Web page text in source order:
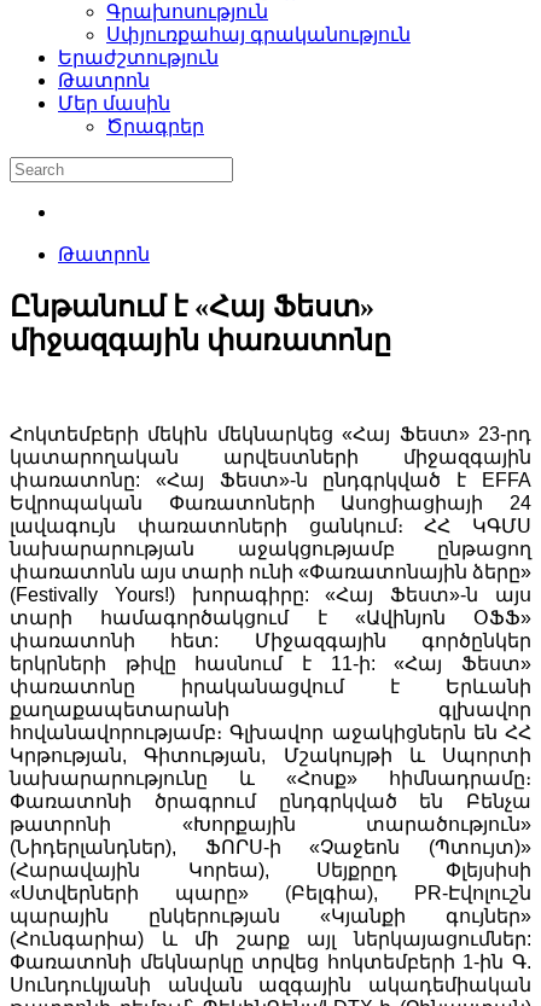
Գրախոսություն
Սփյուռքահայ գրականություն
Երաժշտություն
Թատրոն
Մեր մասին
Ծրագրեր
Թատրոն
Ընթանում է «Հայ Ֆեստ»
միջազգային փառատոնը
Հոկտեմբերի մեկին մեկնարկեց «Հայ Ֆեստ» 23-րդ
կատարողական արվեստների միջազգային
փառատոնը: «Հայ Ֆեստ»-ն ընդգրկված է EFFA
Եվրոպական Փառատոների Ասոցիացիայի 24
լավագույն փառատոների ցանկում։ ՀՀ ԿԳՄՍ
նախարարության աջակցությամբ ընթացող
փառատոնն այս տարի ունի «Փառատոնային ձերը»
(Festivally Yours!) խորագիրը: «Հայ Ֆեստ»-ն այս
տարի համագործակցում է «Ավինյոն ՕՖՖ»
փառատոնի հետ: Միջազգային գործընկեր
երկրների թիվը հասնում է 11-ի: «Հայ Ֆեստ»
փառատոնը իրականացվում է Երևանի
քաղաքապետարանի գլխավոր
հովանավորությամբ։ Գլխավոր աջակիցներն են ՀՀ
Կրթության, Գիտության, Մշակույթի և Սպորտի
նախարարությունը և «Հոսք» հիմնադրամը։
Փառատոնի ծրագրում ընդգրկված են Բենչա
թատրոնի «Խորքային տարածություն»
(Նիդերլանդներ), ՖՈՐՍ-ի «Չաջեոն (Պտույտ)»
(Հարավային Կորեա), Սեյքրըդ Փլեյսիսի
«Ստվերների պարը» (Բելգիա), PR-Էվոլուշն
պարային ընկերության «Կյանքի գույներ»
(Հունգարիա) և մի շարք այլ ներկայացումներ:
Փառատոնի մեկնարկը տրվեց հոկտեմբերի 1-ին Գ.
Սունդուկյանի անվան ազգային ակադեմիական